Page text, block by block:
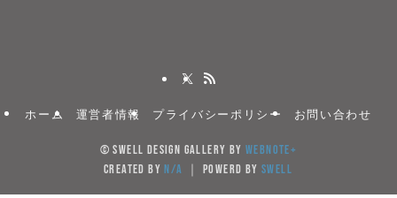
ホーム 運営者情報 プライバシーポリシー お問い合わせ
© SWELL DESIGN GALLERY byWebNote+
created byN/A ｜ powerd by SWELL